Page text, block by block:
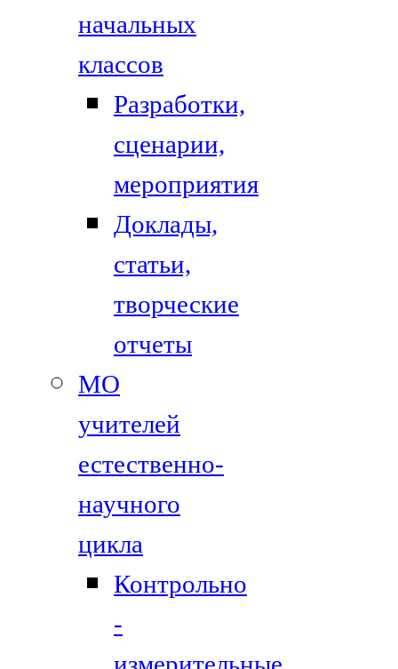
начальных
классов
Разработки,
сценарии,
мероприятия
Доклады,
статьи,
творческие
отчеты
МО
учителей
естественно-
научного
цикла
Контрольно
-